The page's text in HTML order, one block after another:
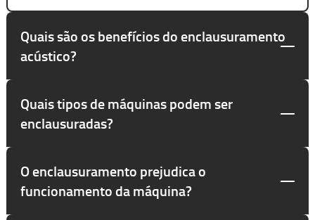
Quais são os benefícios do enclausuramento
acústico?
Quais tipos de máquinas podem ser
enclausuradas?
O enclausuramento prejudica o
funcionamento da máquina?